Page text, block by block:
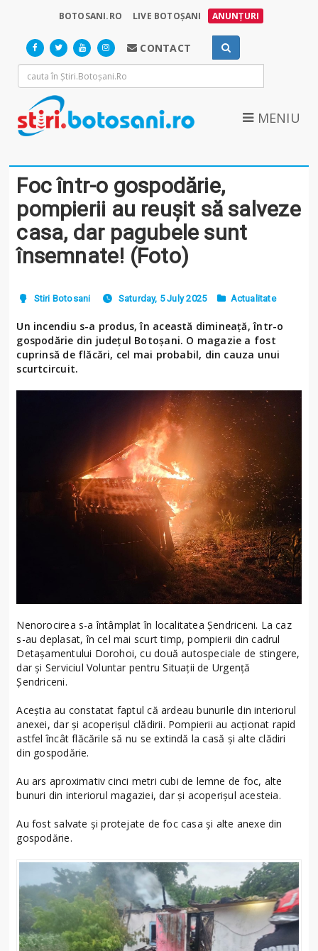
BOTOSANI.RO LIVE BOTOȘANI ANUNȚURI
CONTACT
MENIU
Foc într-o gospodărie,
pompierii au reușit să salveze
casa, dar pagubele sunt
însemnate! (Foto)
Stiri Botosani Saturday, 5 July 2025 Actualitate
Un incendiu s-a produs, în această dimineață, într-o
gospodărie din județul Botoșani. O magazie a fost
cuprinsă de flăcări, cel mai probabil, din cauza unui
scurtcircuit.
Nenorocirea s-a întâmplat în localitatea Șendriceni. La caz
s-au deplasat, în cel mai scurt timp, pompierii din cadrul
Detașamentului Dorohoi, cu două autospeciale de stingere,
dar și Serviciul Voluntar pentru Situații de Urgență
Șendriceni.
Aceștia au constatat faptul că ardeau bunurile din interiorul
anexei, dar și acoperișul clădirii. Pompierii au acționat rapid
astfel încât flăcările să nu se extindă la casă și alte clădiri
din gospodărie.
Au ars aproximativ cinci metri cubi de lemne de foc, alte
bunuri din interiorul magaziei, dar și acoperișul acesteia.
Au fost salvate și protejate de foc casa și alte anexe din
gospodărie.